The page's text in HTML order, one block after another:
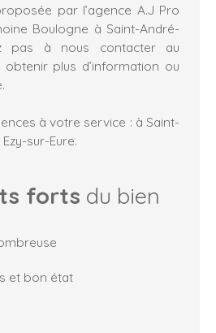
par l’agence A.J Pro
Boulogne à Saint-André-
pas à nous contacter au
obtenir plus d’information ou
à votre service : à Saint-
sur-Eure.
forts du bien
et bon état